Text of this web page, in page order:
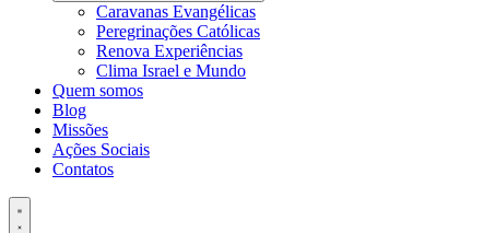
Caravanas Evangélicas
Peregrinações Católicas
Renova Experiências
Clima Israel e Mundo
Quem somos
Blog
Missões
Ações Sociais
Contatos